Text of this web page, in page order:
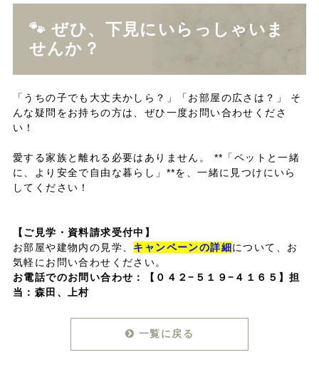
🐾 ぜひ、下見にいらっしゃいま
せんか？
「うちの子でも大丈夫かしら？」「お部屋の広さは？」 そ
んな疑問をお持ちの方は、ぜひ一度お問い合わせくださ
い！
愛する家族と離れる必要はありません。 **「ペットと一緒
に、より安全で自由な暮らし」**を、一緒に見つけにいら
してください！
【ご見学・資料請求受付中】
お部屋や建物内の見学、 キャンペーンの詳細について、お
気軽にお問い合わせください。
お電話でのお問い合わせ：
【０４２−５１９−４１６５】担
当：森田、上村
一覧に戻る